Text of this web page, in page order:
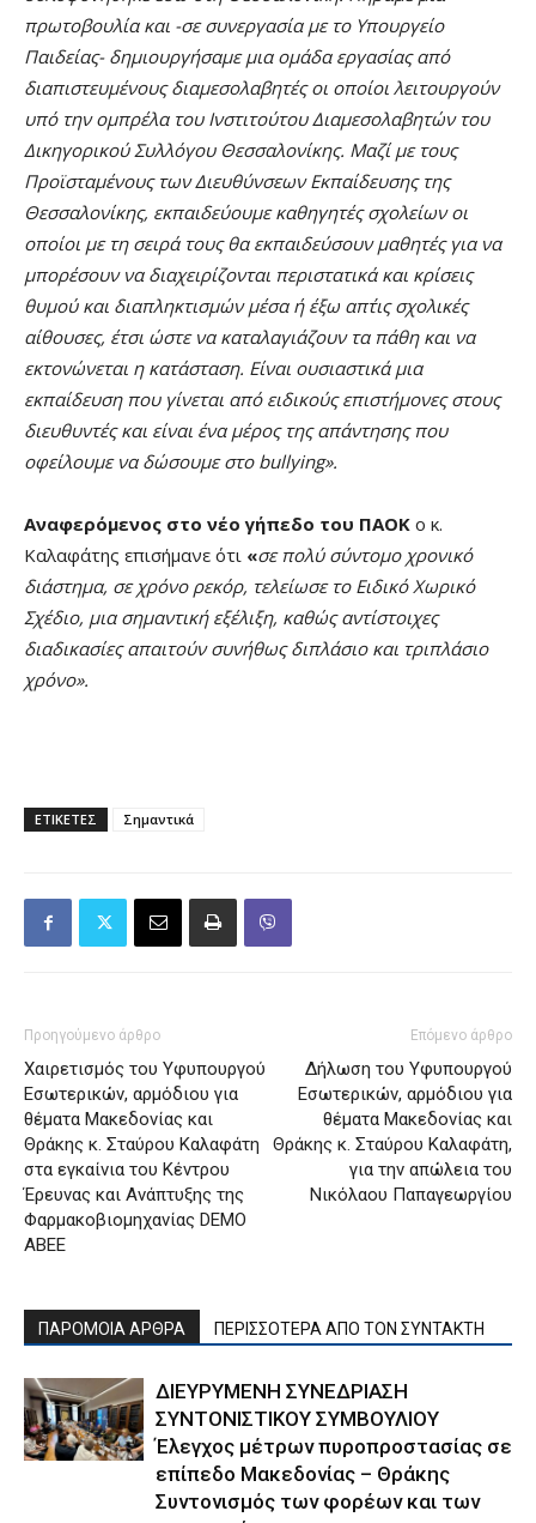
πρωτοβουλία και -σε συνεργασία με το Υπουργείο
Παιδείας- δημιουργήσαμε μια ομάδα εργασίας από
διαπιστευμένους διαμεσολαβητές οι οποίοι λειτουργούν
υπό την ομπρέλα του Ινστιτούτου Διαμεσολαβητών του
Δικηγορικού Συλλόγου Θεσσαλονίκης. Μαζί με τους
Προϊσταμένους των Διευθύνσεων Εκπαίδευσης της
Θεσσαλονίκης, εκπαιδεύουμε καθηγητές σχολείων οι
οποίοι με τη σειρά τους θα εκπαιδεύσουν μαθητές για να
μπορέσουν να διαχειρίζονται περιστατικά και κρίσεις
θυμού και διαπληκτισμών μέσα ή έξω απ΄τις σχολικές
αίθουσες, έτσι ώστε να καταλαγιάζουν τα πάθη και να
εκτονώνεται η κατάσταση. Είναι ουσιαστικά μια
εκπαίδευση που γίνεται από ειδικούς επιστήμονες στους
διευθυντές και είναι ένα μέρος της απάντησης που
οφείλουμε να δώσουμε στο bullying».
Αναφερόμενος στο νέο γήπεδο του ΠΑΟΚ ο κ.
Καλαφάτης επισήμανε ότι «σε πολύ σύντομο χρονικό
διάστημα, σε χρόνο ρεκόρ, τελείωσε το Ειδικό Χωρικό
Σχέδιο, μια σημαντική εξέλιξη, καθώς αντίστοιχες
διαδικασίες απαιτούν συνήθως διπλάσιο και τριπλάσιο
χρόνο».
ΕΤΙΚΕΤΕΣ Σημαντικά
Προηγούμενο άρθρο
Χαιρετισμός του Υφυπουργού
Εσωτερικών, αρμόδιου για
θέματα Μακεδονίας και
Θράκης κ. Σταύρου Καλαφάτη
στα εγκαίνια του Κέντρου
Έρευνας και Ανάπτυξης της
Φαρμακοβιομηχανίας DEMO
ABEE
Επόμενο άρθρο
Δήλωση του Υφυπουργού
Εσωτερικών, αρμόδιου για
θέματα Μακεδονίας και
Θράκης κ. Σταύρου Καλαφάτη,
για την απώλεια του
Νικόλαου Παπαγεωργίου
ΠΑΡΟΜΟΙΑ ΑΡΘΡΑ ΠΕΡΙΣΣΟΤΕΡΑ ΑΠΟ ΤΟΝ ΣΥΝΤΑΚΤΗ
ΔΙΕΥΡΥΜΕΝΗ ΣΥΝΕΔΡΙΑΣΗ
ΣΥΝΤΟΝΙΣΤΙΚΟΥ ΣΥΜΒΟΥΛΙΟΥ
Έλεγχος μέτρων πυροπροστασίας σε
επίπεδο Μακεδονίας – Θράκης
Συντονισμός των φορέων και των